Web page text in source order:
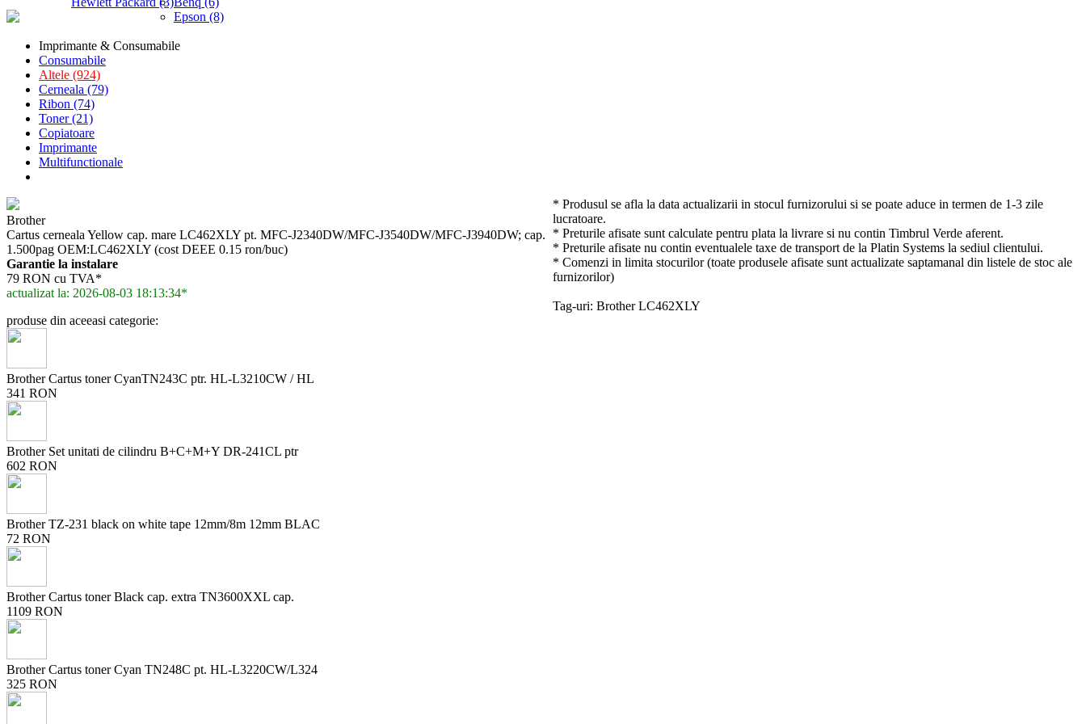
Epson (8)
Imprimante & Consumabile
Consumabile
Altele (924)
Cerneala (79)
Ribon (74)
Toner (21)
Copiatoare
Imprimante
Multifunctionale
Brother
Cartus cerneala Yellow cap. mare LC462XLY pt. MFC-J2340DW/MFC-J3540DW/MFC-J3940DW; cap.
1.500pag OEM:LC462XLY (cost DEEE 0.15 ron/buc)
Garantie la instalare
79 RON cu TVA*
actualizat la: 2026-08-03 18:13:34*
* Produsul se afla la data actualizarii in stocul furnizorului si se poate aduce in termen de 1-3 zile
lucratoare.
* Preturile afisate sunt calculate pentru plata la livrare si nu contin Timbrul Verde aferent.
* Preturile afisate nu contin eventualele taxe de transport de la Platin Systems la sediul clientului.
* Comenzi in limita stocurilor (toate produsele afisate sunt actualizate saptamanal din listele de stoc ale
furnizorilor)
Tag-uri: Brother LC462XLY
produse din aceeasi categorie:
Brother Cartus toner CyanTN243C ptr. HL-L3210CW / HL
341 RON
Brother Set unitati de cilindru B+C+M+Y DR-241CL ptr
602 RON
Brother TZ-231 black on white tape 12mm/8m 12mm BLAC
72 RON
Brother Cartus toner Black cap. extra TN3600XXL cap.
1109 RON
Brother Cartus toner Cyan TN248C pt. HL-L3220CW/L324
325 RON